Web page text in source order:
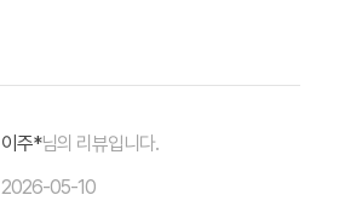
이주*님의 리뷰입니다.
2026-05-10